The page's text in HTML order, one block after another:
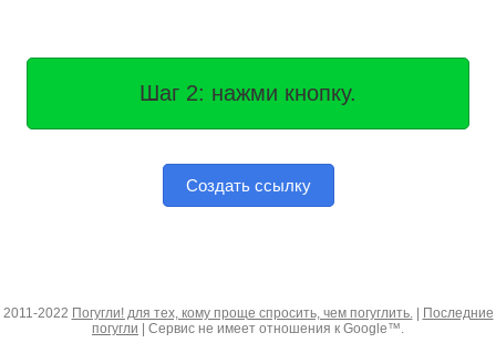
Шаг 2: нажми кнопку.
Создать ссылку
2011-2022 Погугли! для тех, кому проще спросить, чем погуглить.|
Последние
погугли | Сервис не имеет отношения к Google™.